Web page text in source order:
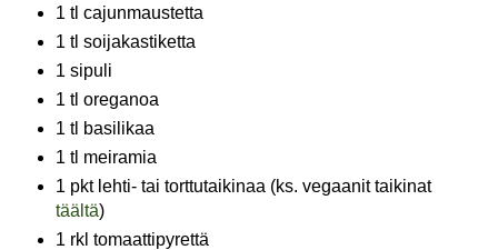
1 tl cajunmaustetta
1 tl soijakastiketta
1 sipuli
1 tl oreganoa
1 tl basilikaa
1 tl meiramia
1 pkt lehti- tai torttutaikinaa (ks. vegaanit taikinat
täältä)
1 rkl tomaattipyrettä